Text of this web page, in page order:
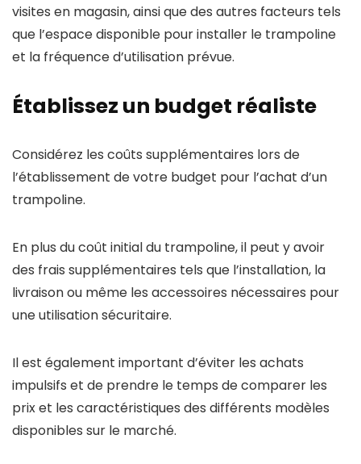
visites en magasin, ainsi que des autres facteurs tels
que l’espace disponible pour installer le trampoline
et la fréquence d’utilisation prévue.
Établissez un budget réaliste
Considérez les coûts supplémentaires lors de
l’établissement de votre budget pour l’achat d’un
trampoline.
En plus du coût initial du trampoline, il peut y avoir
des frais supplémentaires tels que l’installation, la
livraison ou même les accessoires nécessaires pour
une utilisation sécuritaire.
Il est également important d’éviter les achats
impulsifs et de prendre le temps de comparer les
prix et les caractéristiques des différents modèles
disponibles sur le marché.